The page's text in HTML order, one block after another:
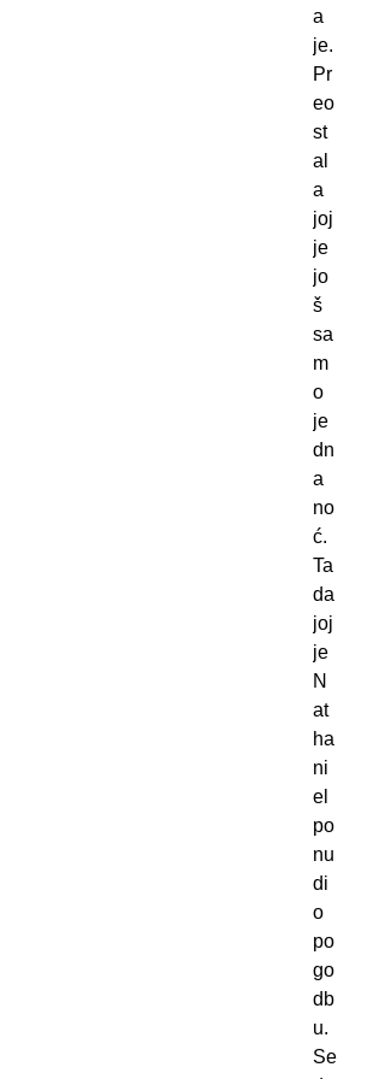
a
je.
Pr
eo
st
al
a
joj
je
jo
š
sa
m
o
je
dn
a
no
ć.
Ta
da
joj
je
N
at
ha
ni
el
po
nu
di
o
po
go
db
u.
Se